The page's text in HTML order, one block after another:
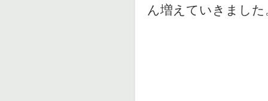
ん増えていきました